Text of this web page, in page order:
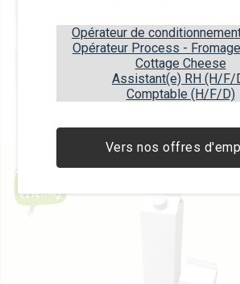
Opérateur de
Opérateur Process -
Cottage Cheese
Assistant(e) RH (H/F/
Comptable (H/F/D)
Vers nos offres
Facile à aplatir.